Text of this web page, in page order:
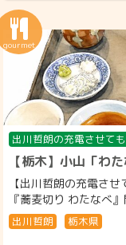
出川哲朗の充電させて
【栃木】小山「わた
【出川哲朗の充電さ
『蕎麦切り わたな
出川哲朗 栃木県